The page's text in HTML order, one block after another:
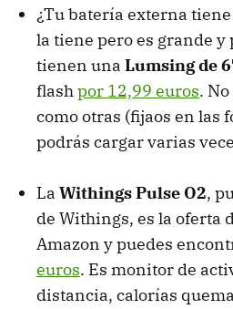
¿Tu batería externa
la tiene pero es grande y
tienen una Lumsing de
flashpor 12,99 euros.
como otras (fijaos en las
podrás cargar varias
La Withings Pulse O2,
de Withings, es la oferta
Amazon y puedes
euros. Es monitor de
distancia, calorías